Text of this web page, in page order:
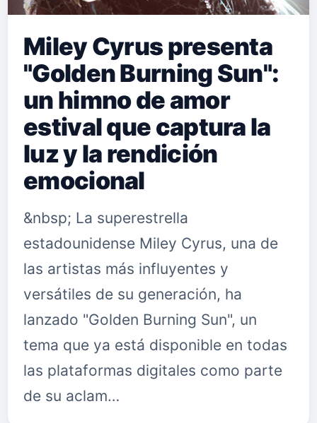
Miley Cyrus presenta
"Golden Burning Sun":
un himno de amor
estival que captura la
luz y la rendición
emocional
&nbsp; La superestrella
estadounidense Miley Cyrus, una de
las artistas más influyentes y
versátiles de su generación, ha
lanzado "Golden Burning Sun", un
tema que ya está disponible en todas
las plataformas digitales como parte
de su aclam…